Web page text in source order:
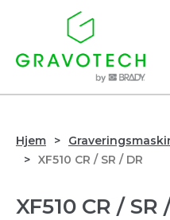
Hjem
XF510 CR / SR / DR
XF510 CR / SR